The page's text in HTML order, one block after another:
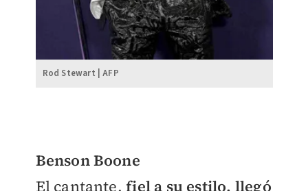
Rod Stewart | AFP
Benson Boone
El cantante, fiel a su estilo, llegó